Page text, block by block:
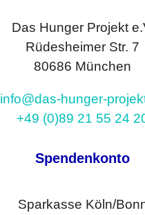
Das Hunger Projekt
Rüdesheimer Str. 7
80686 München
info@das-hunger-
+49 (0)89 21 55 24
Spendenkonto
Sparkasse Köln/